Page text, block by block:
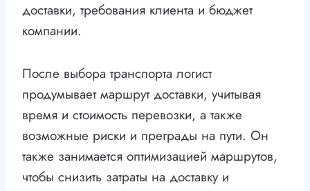
доставки, требования клиента и бюджет
компании.
После выбора транспорта логист
продумывает маршрут доставки, учитывая
время и стоимость перевозки, а также
возможные риски и преграды на пути. Он
также занимается оптимизацией маршрутов,
чтобы снизить затраты на доставку и